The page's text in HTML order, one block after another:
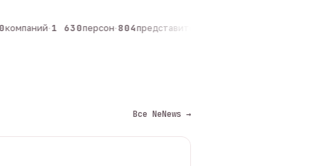
·1 630персон·804представителей
Все NeNews →